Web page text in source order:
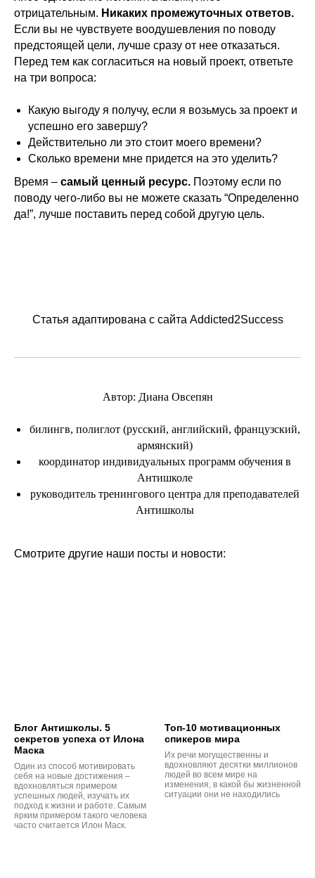
отрицательным. Никаких промежуточных ответов.
Если вы не чувствуете воодушевления по поводу
предстоящей цели, лучше сразу от нее отказаться.
Перед тем как согласиться на новый проект, ответьте
на три вопроса:
Какую выгоду я получу, если я возьмусь за проект и
успешно его завершу?
Действительно ли это стоит моего времени?
Сколько времени мне придется на это уделить?
Время – самый ценный ресурс. Поэтому если по
поводу чего-либо вы не можете сказать “Определенно
да!”, лучше поставить перед собой другую цель.
Статья адаптирована с сайта Addicted2Success
Автор: Диана Овсепян
билингв, полиглот (русский, английский, французский,
армянский)
координатор индивидуальных программ обучения в
Антишколе
руководитель тренингового центра для преподавателей
Антишколы
Смотрите другие наши посты и новости:
Блог Антишколы. 5
секретов успеха от Илона
Маска
Один из способ мотивировать
себя на новые достижения –
вдохновляться примером
успешных людей, изучать их
подход к жизни и работе. Самым
ярким примером такого человека
часто считается Илон Маск.
Топ-10 мотивационных
спикеров мира
Их речи могущественны и
вдохновляют десятки миллионов
людей во всем мире на
изменения, в какой бы жизненной
ситуации они не находились